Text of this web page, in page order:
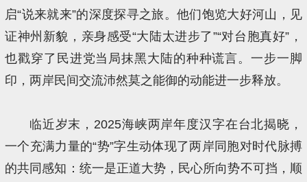
启“说来就来”的深度探寻之旅。他们饱览大好河山，见
证神州新貌，亲身感受“大陆太进步了”“对台胞真好”，
也戳穿了民进党当局抹黑大陆的种种谎言。一步一脚
印，两岸民间交流沛然莫之能御的动能进一步释放。
临近岁末，2025海峡两岸年度汉字在台北揭晓，
一个充满力量的“势”字生动体现了两岸同胞对时代脉搏
的共同感知：统一是正道大势，民心所向势不可挡，顺